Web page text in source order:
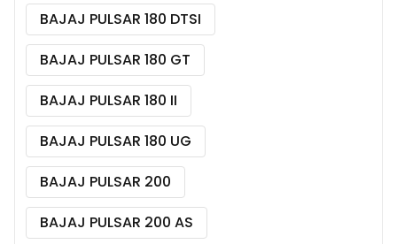
BAJAJ PULSAR 180 DTSI
BAJAJ PULSAR 180 GT
BAJAJ PULSAR 180 II
BAJAJ PULSAR 180 UG
BAJAJ PULSAR 200
BAJAJ PULSAR 200 AS